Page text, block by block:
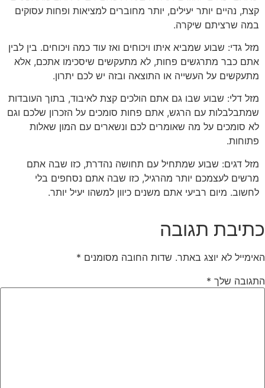
קצת, נהיים יותר יעילים, יותר מחוברים למציאות ופחות עסוקים
במה שרציתם שיקרה.
מזל גדי: שבוע שמביא איתו ויכוחים ואז עוד כמה ויכוחים. בין לבין
אתם כבר מתרגשים פחות, לא מתעקשים שיסכימו אתכם, אלא
מתעקשים על העשייה או התוצאה ובזה יש לכם יתרון.
מזל דלי: שבוע שבו גם אתם הולכים קצת לאיבוד, בתוך העובדות
שמתבלבלות עם הרגש, אתם פחות סומכים על הזכרון שלכם וגם
לא סומכים על מה שאומרים לכם ונשארים עם המון שאלות
פתוחות.
מזל דגים: שבוע שמתחיל עם תחושה נהדרת, כזו שבה אתם
מרשים לעצמכם יותר מהרגיל, כזו שבה אתם נסחפים בלי
לחשוב. מיום רביעי אתם משנים כיוון למשהו יעיל יותר.
כתיבת תגובה
האימייל לא יוצג באתר. שדות החובה מסומנים *
התגובה שלך *